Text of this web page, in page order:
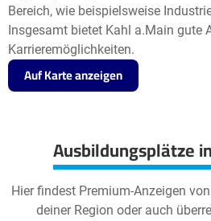
Bereich, wie beispielsweise
Insgesamt bietet Kahl a.Main gute
Karrieremöglichkeiten.
Auf Karte anzeigen
Ausbildungsplätze
Hier findest Premium-Anzeigen
deiner Region oder auch